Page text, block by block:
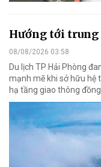
Hướng tới trung
08/08/2026 03:58
Du lịch TP Hải Phòng
mạnh mẽ khi sở hữu hệ
hạ tầng giao thông